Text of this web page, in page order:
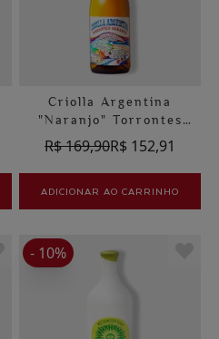
Criolla Argentina
"Naranjo" Torrontes
Niven Laranja
R$ 169,90R$ 152,91
ADICIONAR AO CARRINHO
- 10%